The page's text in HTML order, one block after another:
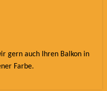
gern auch Ihren Balkon in
Farbe.